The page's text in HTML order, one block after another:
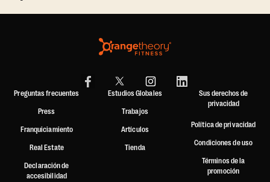
Preguntas frecuentes
Press
Franquiciamiento
Real Estate
Declaración de
accesibilidad
Estudios Globales
Trabajos
Artículos
Tienda
Sus derechos de
privacidad
Política de privacidad
Condiciones de uso
Términos de la
promoción